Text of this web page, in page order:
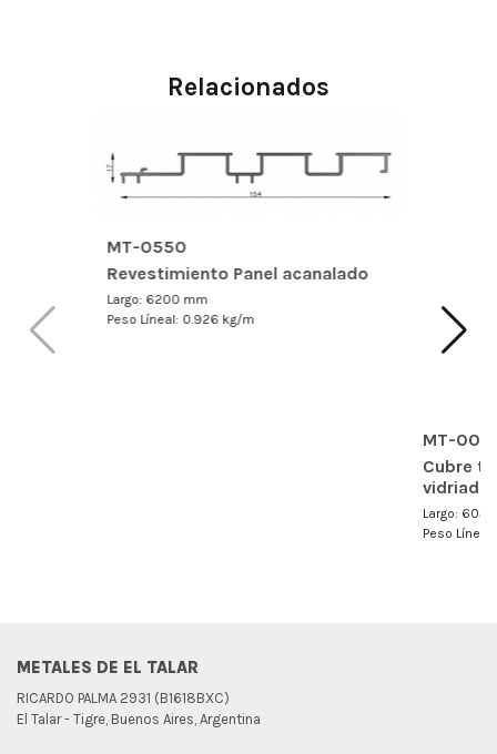
Relacionados
MT-0550
Revestimiento Panel acanalado
Largo: 6200 mm
Peso Líneal: 0.926 kg/m
MT-
Cubre
vidriado
Largo:
Peso Líneal:
METALES DE EL TALAR
RICARDO PALMA 2931 (B1618BXC)
El Talar - Tigre, Buenos Aires, Argentina